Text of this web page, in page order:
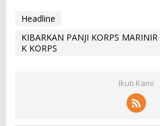
Headline
KIBARKAN PANJI KORPS
K KORPS
Ikuti Kami